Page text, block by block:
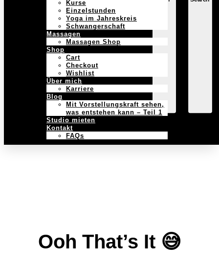
Kurse
Einzelstunden
Yoga im Jahreskreis
Schwangerschaft
Massagen
Massagen Shop
Shop
Cart
Checkout
Wishlist
Über mich
Karriere
Blog
Mit Vorstellungskraft sehen,
was entstehen kann – Teil 1
Studio mieten
Kontakt
FAQs
Ooh That’s It 😅